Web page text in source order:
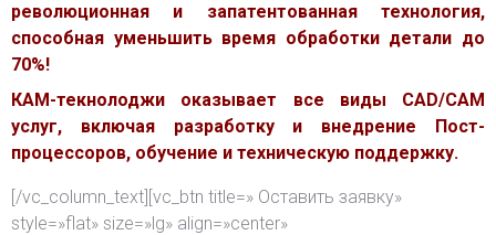
революционная и запатентованная технология,
способная уменьшить время обработки детали до
70%!
КАМ-текнолоджи оказывает все виды CAD/CAM
услуг, включая разработку и внедрение Пост-
процессоров, обучение и техническую поддержку.
[/vc_column_text][vc_btn title=» Оставить заявку»
style=»flat» size=»lg» align=»center»